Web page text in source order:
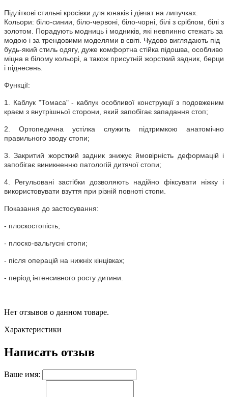
Підліткові стильні кросівки для юнаків і дівчат на липучках.
Кольори: біло-синии, біло-червоні, біло-чорні, білі з сріблом, білі з
золотом. Порадують модниць і модників, які невпинно стежать за
модою і за трендовими моделями в світі. Чудово виглядають під
будь-який стиль одягу, дуже комфортна стійка підошва, особливо
міцна в білому кольорі, а також присутній жорсткий задник, берци
і піднесень.
Функції:
1. Каблук "Томаса" - каблук особливої ​​конструкції з подовженим
краєм з внутрішньої сторони, який запобігає западання стоп;
2. Ортопедична устілка служить підтримкою анатомічно
правильного зводу стопи;
3. Закритий жорсткий задник знижує ймовірність деформацій і
запобігає виникненню патологій дитячої стопи;
4. Регульовані застібки дозволяють надійно фіксувати ніжку і
використовувати взуття при різній повноті стопи.
Показання до застосування:
- плоскостопість;
- плоско-вальгусні стопи;
- після операцій на нижніх кінцівках;
- період інтенсивного росту дитини.
Нет отзывов о данном товаре.
Характеристики
Написать отзыв
Ваше имя: